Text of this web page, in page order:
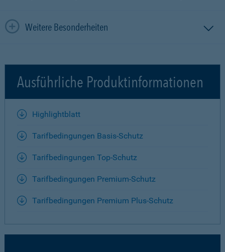
Weitere Besonderheiten
Ausführliche Produktinformationen
Highlightblatt
Tarifbedingungen Basis-Schutz
Tarifbedingungen Top-Schutz
Tarifbedingungen Premium-Schutz
Tarifbedingungen Premium Plus-Schutz